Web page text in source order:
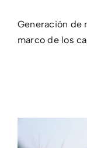
Generación de
marco de los